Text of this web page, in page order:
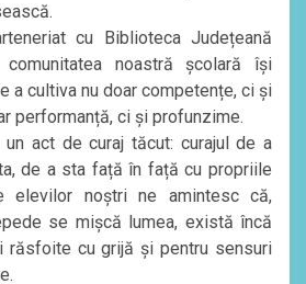
cu Biblioteca Județeană
comunitatea noastră școlară își
a cultiva nu doar competențe, ci și
performanță, ci și profunzime.
act de curaj tăcut: curajul de a
de a sta față în față cu propriile
elevilor noștri ne amintesc că,
se mișcă lumea, există încă
răsfoite cu grijă și pentru sensuri